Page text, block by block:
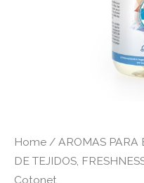
Home / AROMAS PARA
DE TEJIDOS,
Cotonet